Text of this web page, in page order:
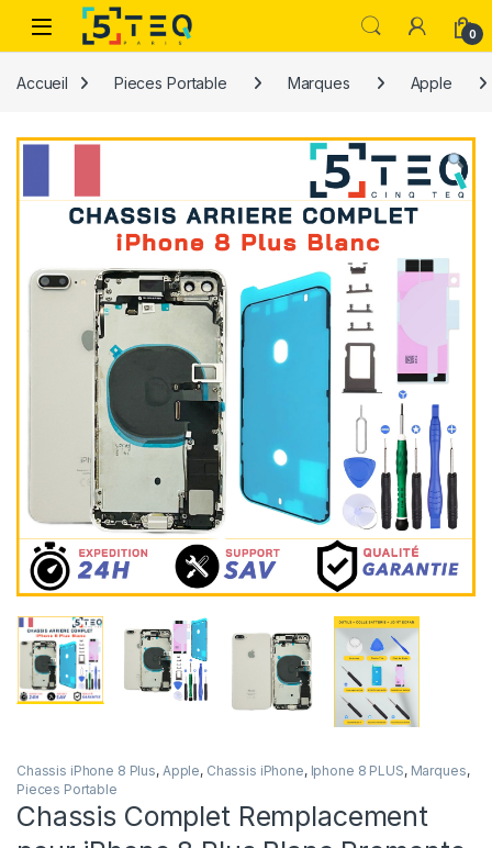
Passer à la navigation
Aller au contenu
0
Accueil Pieces Portable Marques Apple
Chassis iPhone 8 Plus, Apple, Chassis iPhone, Iphone 8 PLUS, Marques,
Pieces Portable
Chassis Complet Remplacement